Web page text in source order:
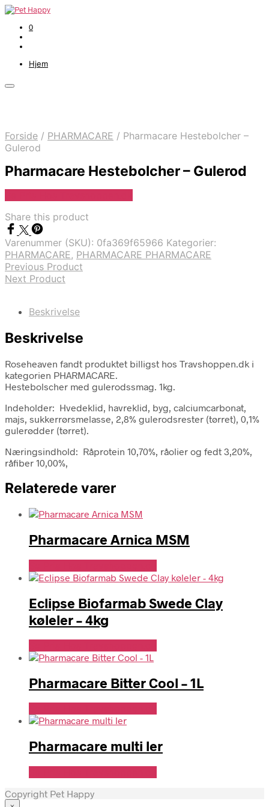
0
Hjem
Forside / PHARMACARE / Pharmacare Hestebolcher –
Gulerod
Pharmacare Hestebolcher – Gulerod
Share this product
Varenummer (SKU): 0fa369f65966 Kategorier:
PHARMACARE, PHARMACARE PHARMACARE
Previous Product
Next Product
Beskrivelse
Beskrivelse
Roseheaven fandt produktet billigst hos Travshoppen.dk i
kategorien PHARMACARE.
Hestebolscher med gulerodssmag. 1kg.
Indeholder: Hvedeklid, havreklid, byg, calciumcarbonat,
majs, sukkerrørsmelasse, 2,8% gulerodsrester (tørret), 0,1%
gulerødder (tørret).
Næringsindhold: Råprotein 10,70%, råolier og fedt 3,20%,
råfiber 10,00%,
Relaterede varer
Pharmacare Arnica MSM
Eclipse Biofarmab Swede Clay
køleler – 4kg
Pharmacare Bitter Cool – 1L
Pharmacare multi ler
Copyright Pet Happy